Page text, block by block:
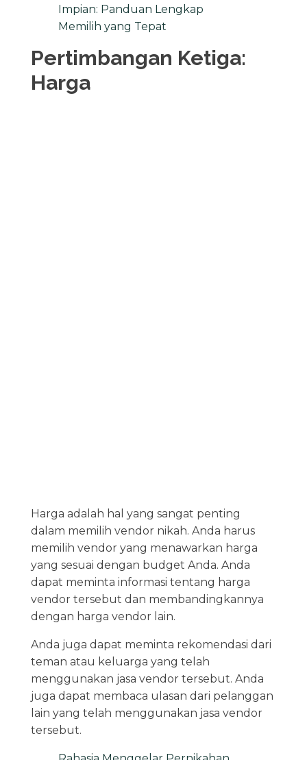
Impian: Panduan Lengkap
Memilih yang Tepat
Pertimbangan Ketiga:
Harga
Harga adalah hal yang sangat penting
dalam memilih vendor nikah. Anda harus
memilih vendor yang menawarkan harga
yang sesuai dengan budget Anda. Anda
dapat meminta informasi tentang harga
vendor tersebut dan membandingkannya
dengan harga vendor lain.
Anda juga dapat meminta rekomendasi dari
teman atau keluarga yang telah
menggunakan jasa vendor tersebut. Anda
juga dapat membaca ulasan dari pelanggan
lain yang telah menggunakan jasa vendor
tersebut.